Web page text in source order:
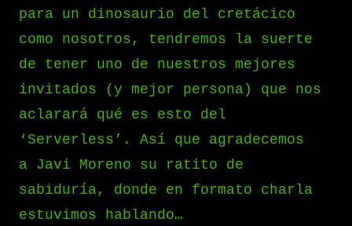
para un dinosaurio del cretácico
como nosotros, tendremos la suerte
de tener uno de nuestros mejores
invitados (y mejor persona) que nos
aclarará qué es esto del
‘Serverless’. Así que agradecemos
a Javi Moreno su ratito de
sabiduría, donde en formato charla
estuvimos hablando…